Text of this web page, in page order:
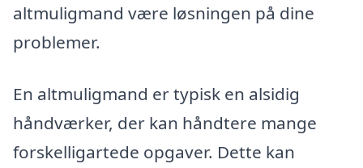
altmuligmand være løsningen på dine
problemer.
En altmuligmand er typisk en alsidig
håndværker, der kan håndtere mange
forskelligartede opgaver. Dette kan